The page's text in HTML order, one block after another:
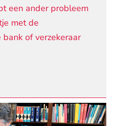
een ander probleem
met de
of verzekeraar